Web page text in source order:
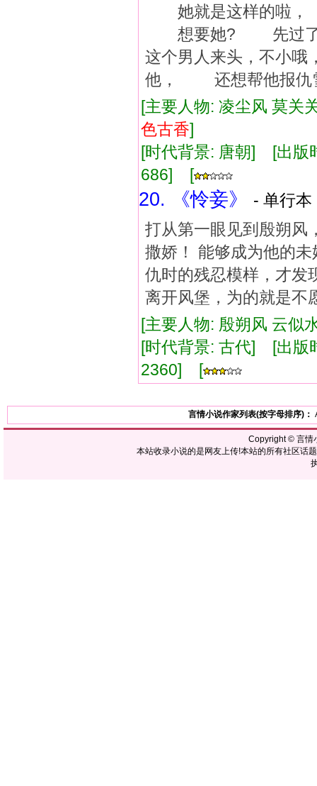
她就是这样的啦
想要她? 先过了
这个男人来头，不
他， 还想帮他报仇
[主要人物: 凌尘风 莫
色古香]
[时代背景: 唐朝] [出
686] [
20. 《怜妾》
- 单行
打从第一眼见到殷朔风
撒娇！ 能够成为他的
仇时的残忍模样，才发
离开风堡，为的就是
[主要人物: 殷朔风 云
[时代背景: 古代] [出
2360] [
言情小说作家列表(按字母排序)：
Copyright © 言情
本站收录小说的是网友上传!本站的所有社区话